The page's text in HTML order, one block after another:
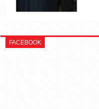
FACEBOOK